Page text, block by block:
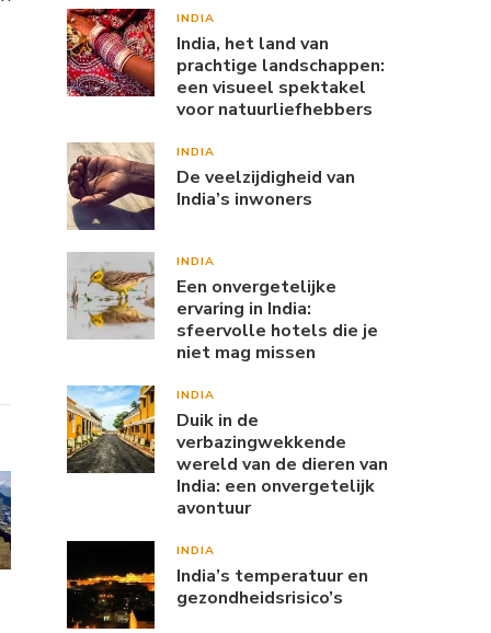
INDIA
India, het land van
prachtige landschappen:
een visueel spektakel
voor natuurliefhebbers
INDIA
De veelzijdigheid van
India’s inwoners
INDIA
Een onvergetelijke
ervaring in India:
sfeervolle hotels die je
niet mag missen
INDIA
Duik in de
verbazingwekkende
wereld van de dieren van
India: een onvergetelijk
avontuur
INDIA
India’s temperatuur en
gezondheidsrisico’s